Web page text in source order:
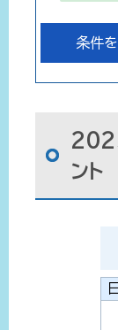
条件を
ント
日